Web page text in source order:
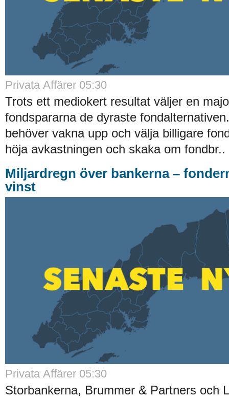
Privata Affärer 05:30
Trots ett mediokert resultat väljer en
fondspararna de dyraste
behöver vakna upp och välja billigare
höja avkastningen och skaka om fondbr..
Miljardregn över bankerna –
vinst
Privata Affärer 05:30
Storbankerna, Brummer & Partners och